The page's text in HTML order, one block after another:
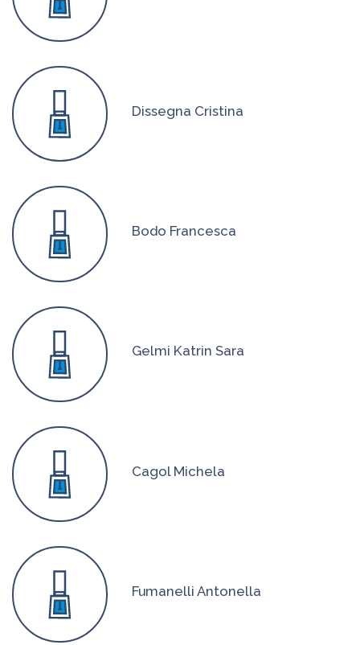
Dissegna Cristina
Bodo Francesca
Gelmi Katrin Sara
Cagol Michela
Fumanelli Antonella